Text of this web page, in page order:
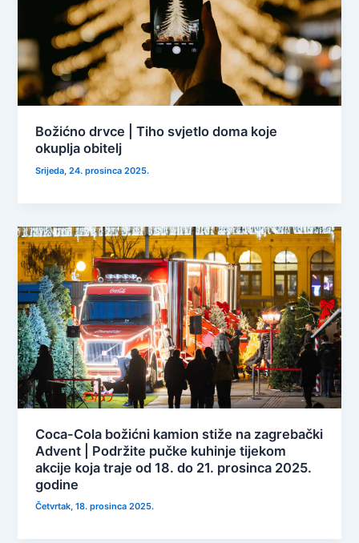
Božićno drvce | Tiho svjetlo doma koje
okuplja obitelj
Srijeda, 24. prosinca 2025.
Coca-Cola božićni kamion stiže na zagrebački
Advent | Podržite pučke kuhinje tijekom
akcije koja traje od 18. do 21. prosinca 2025.
godine
Četvrtak, 18. prosinca 2025.